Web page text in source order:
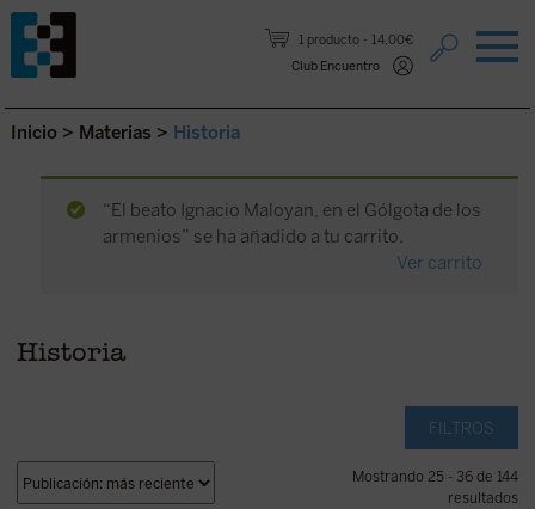
1 producto
14,00€
Club Encuentro
Saltar al contenido.
Inicio > Materias > Historia
“El beato Ignacio Maloyan, en el Gólgota de los
armenios” se ha añadido a tu carrito.
Ver carrito
Historia
FILTROS
Mostrando 25 - 36 de 144
resultados